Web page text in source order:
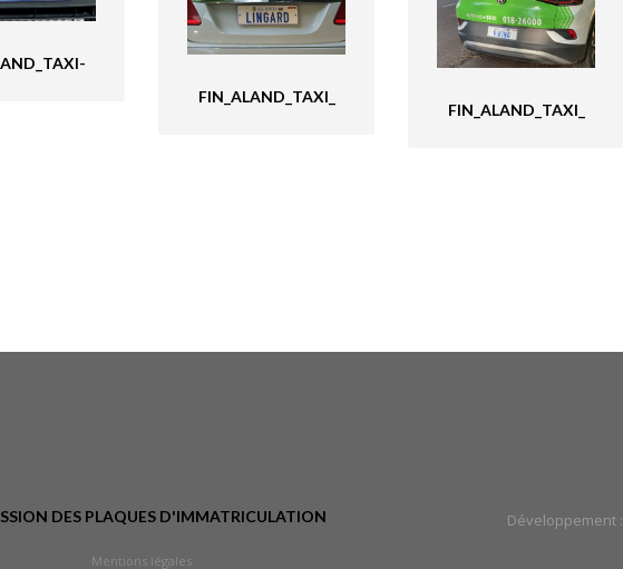
FIN_ALAND_TAXI_
FIN_ALAND_TAXI_
DES PLAQUES D'IMMATRICULATION
Mentions légales
Développement :